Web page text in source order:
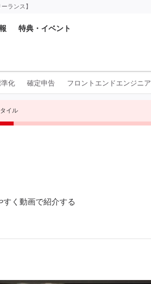
ランス】
特典・イベント
化 確定申告 フロントエンドエンジニア
イル
すく動画で紹介する